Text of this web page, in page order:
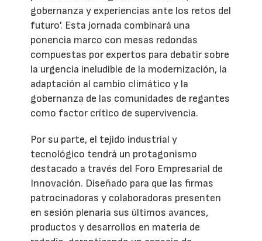
gobernanza y experiencias ante los retos del
futuro'. Esta jornada combinará una
ponencia marco con mesas redondas
compuestas por expertos para debatir sobre
la urgencia ineludible de la modernización, la
adaptación al cambio climático y la
gobernanza de las comunidades de regantes
como factor crítico de supervivencia.
Por su parte, el tejido industrial y
tecnológico tendrá un protagonismo
destacado a través del Foro Empresarial de
Innovación. Diseñado para que las firmas
patrocinadoras y colaboradoras presenten
en sesión plenaria sus últimos avances,
productos y desarrollos en materia de